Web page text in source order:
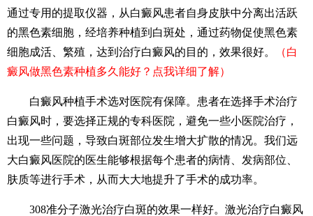
通过专用的提取仪器，从白癜风患者自身皮肤中分离出活跃
的黑色素细胞，经培养种植到白斑处，通过药物促使黑色素
细胞成活、繁殖，达到治疗白癜风的目的，效果很好。
（白
癜风做黑色素种植多久能好？点我详细了解）
白癜风种植手术选对医院有保障。患者在选择手术治疗
白癜风时，要选择正规的专科医院，避免一些小医院治疗，
出现一些问题，导致白斑部位发生增大扩散的情况。我们远
大白癜风医院的医生能够根据每个患者的病情、发病部位、
肤质等进行手术，从而大大地提升了手术的成功率。
308准分子激光治疗白斑的效果一样好。激光治疗白癜风